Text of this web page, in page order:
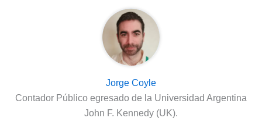
Jorge Coyle
Contador Público egresado de la Universidad Argentina
John F. Kennedy (UK).